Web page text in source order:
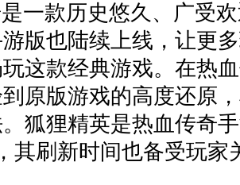
一款历史悠久、广受
版也陆续上线，让更
这款经典游戏。在热
原版游戏的高度还原
狐狸精英是热血传奇
其刷新时间也备受玩家